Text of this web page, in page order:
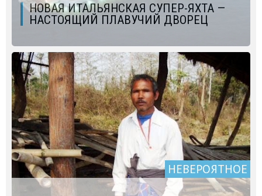
НОВАЯ ИТАЛЬЯНСКАЯ СУПЕР-ЯХТА —
НАСТОЯЩИЙ ПЛАВУЧИЙ ДВОРЕЦ
НЕВЕРОЯТНОЕ